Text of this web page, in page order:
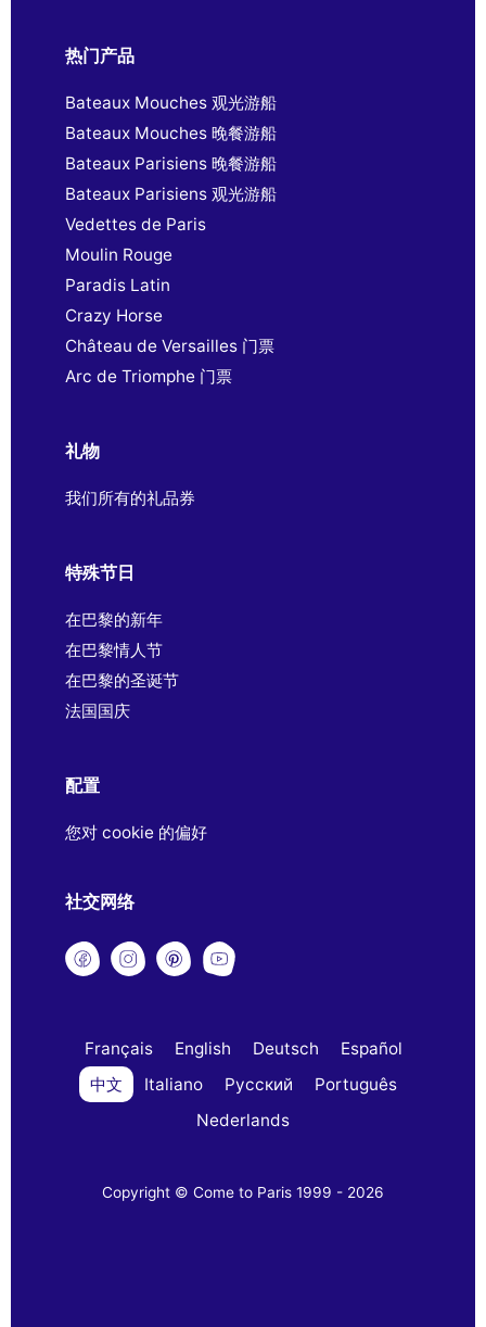
热门产品
Bateaux Mouches 观光游船
Bateaux Mouches 晚餐游船
Bateaux Parisiens 晚餐游船
Bateaux Parisiens 观光游船
Vedettes de Paris
Moulin Rouge
Paradis Latin
Crazy Horse
Château de Versailles 门票
Arc de Triomphe 门票
礼物
我们所有的礼品券
特殊节日
在巴黎的新年
在巴黎情人节
在巴黎的圣诞节
法国国庆
配置
您对 cookie 的偏好
社交网络
Français English Deutsch
Español
中文
Italiano Русский
Português
Nederlands
Copyright © Come to Paris 1999 - 2026